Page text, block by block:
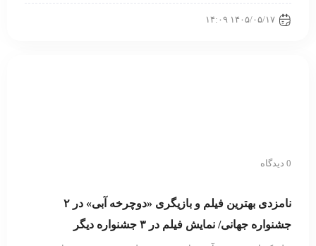
۱۴۰۵/۰۵/۱۷ ۱۴:۰۹
0 دیدگاه
نامزدی بهترین فیلم و بازیگری «دوچرخه آبی» در ۲
جشنواره جهانی/ نمایش فیلم در ۳ جشنواره دیگر